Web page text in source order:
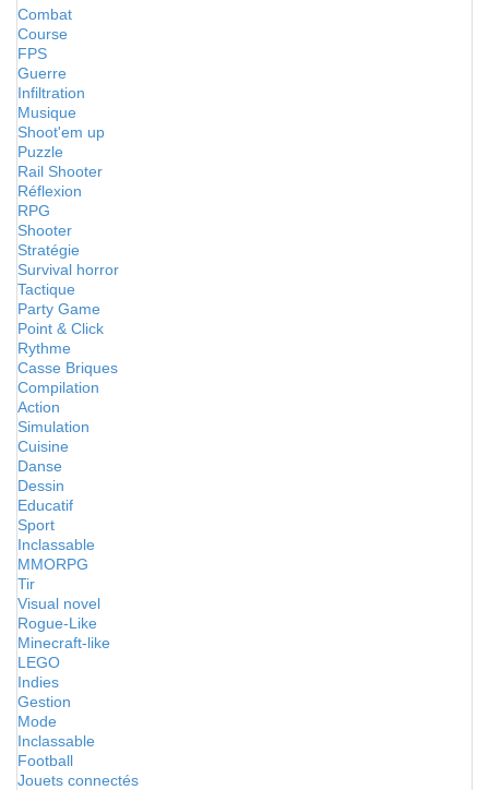
Combat
Course
FPS
Guerre
Infiltration
Musique
Shoot'em up
Puzzle
Rail Shooter
Réflexion
RPG
Shooter
Stratégie
Survival horror
Tactique
Party Game
Point & Click
Rythme
Casse Briques
Compilation
Action
Simulation
Cuisine
Danse
Dessin
Educatif
Sport
Inclassable
MMORPG
Tir
Visual novel
Rogue-Like
Minecraft-like
LEGO
Indies
Gestion
Mode
Inclassable
Football
Jouets connectés